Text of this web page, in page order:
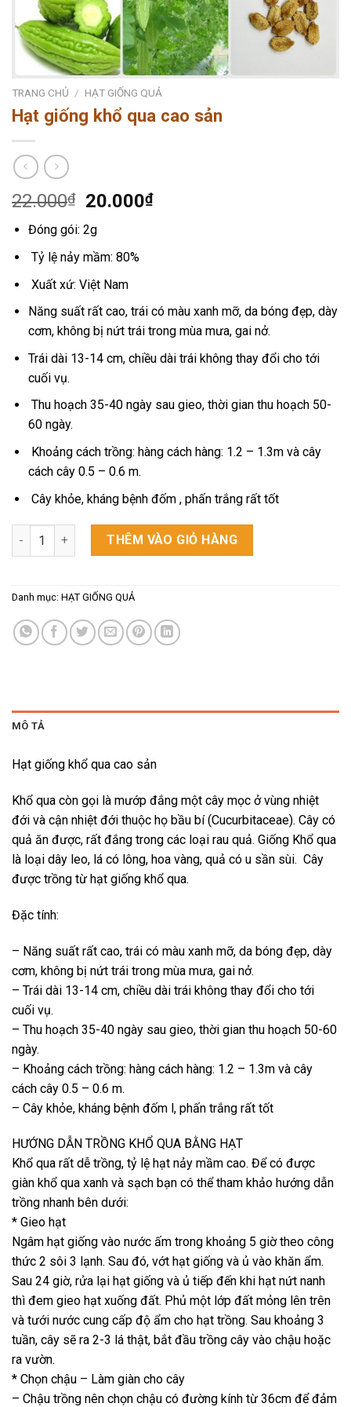
TRANG CHỦ / HẠT GIỐNG QUẢ
Hạt giống khổ qua cao sản
22.000₫
Giá
gốc
là:
22.000₫.
20.000₫Giá
Đóng gói: 2g
Tỷ lệ nảy mầm: 80%
Xuất xứ: Việt Nam
Năng suất rất cao, trái có màu xanh mỡ, da bóng đẹp, dày
cơm, không bị nứt trái trong mùa mưa, gai nở.
Trái dài 13-14 cm, chiều dài trái không thay đổi cho tới
cuối vụ.
Thu hoạch 35-40 ngày sau gieo, thời gian thu hoạch 50-
60 ngày.
Khoảng cách trồng: hàng cách hàng: 1.2 – 1.3m và cây
cách cây 0.5 – 0.6 m.
Cây khỏe, kháng bệnh đốm , phấn trắng rất tốt
Hạt giống khổ qua cao sản số lượng
THÊM VÀO GIỎ HÀNG
Danh mục: HẠT GIỐNG QUẢ
MÔ TẢ
Hạt giống khổ qua cao sản
Khổ qua còn gọi là mướp đắng một cây mọc ở vùng nhiệt
đới và cận nhiệt đới thuộc họ bầu bí (Cucurbitaceae). Cây có
quả ăn được, rất đắng trong các loại rau quả. Giống Khổ qua
là loại dây leo, lá có lông, hoa vàng, quả có u sần sùi. Cây
được trồng từ hạt giống khổ qua.
Đặc tính:
– Năng suất rất cao, trái có màu xanh mỡ, da bóng đẹp, dày
cơm, không bị nứt trái trong mùa mưa, gai nở.
– Trái dài 13-14 cm, chiều dài trái không thay đổi cho tới
cuối vụ.
– Thu hoạch 35-40 ngày sau gieo, thời gian thu hoạch 50-60
ngày.
– Khoảng cách trồng: hàng cách hàng: 1.2 – 1.3m và cây
cách cây 0.5 – 0.6 m.
– Cây khỏe, kháng bệnh đốm l, phấn trắng rất tốt
HƯỚNG DẪN TRỒNG KHỔ QUA BẰNG HẠT
Khổ qua rất dễ trồng, tỷ lệ hạt nảy mầm cao. Để có được
giàn khổ qua xanh và sạch bạn có thể tham khảo hướng dẫn
trồng nhanh bên dưới:
* Gieo hạt
Ngâm hạt giống vào nước ấm trong khoảng 5 giờ theo công
thức 2 sôi 3 lạnh. Sau đó, vớt hạt giống và ủ vào khăn ẩm.
Sau 24 giờ, rửa lại hạt giống và ủ tiếp đến khi hạt nứt nanh
thì đem gieo hạt xuống đất. Phủ một lớp đất mỏng lên trên
và tưới nước cung cấp độ ẩm cho hạt trồng. Sau khoảng 3
tuần, cây sẽ ra 2-3 lá thật, bắt đầu trồng cây vào chậu hoặc
ra vườn.
* Chọn chậu – Làm giàn cho cây
– Chậu trồng nên chọn chậu có đường kính từ 36cm để đảm